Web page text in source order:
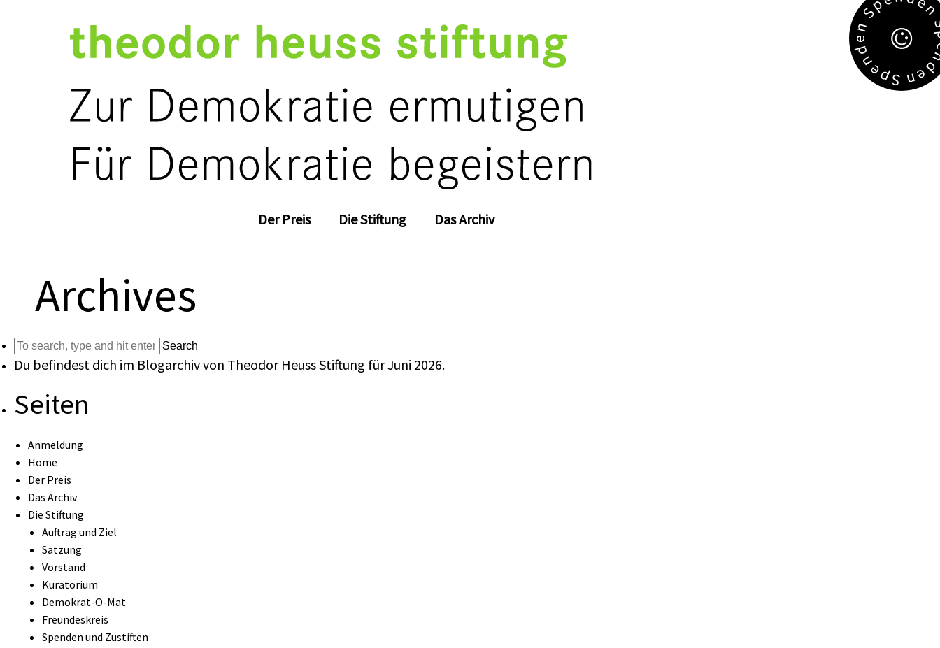
Der Preis Die Stiftung Das Archiv
S
p
e
n
d
e
n
S
p
e
n
Archives
Search
Du befindest dich im Blogarchiv von Theodor Heuss Stiftung für Juni 2026.
Seiten
Anmeldung
Home
Der Preis
Das Archiv
Die Stiftung
Auftrag und Ziel
Satzung
Vorstand
Kuratorium
Demokrat-O-Mat
Freundeskreis
Spenden und Zustiften